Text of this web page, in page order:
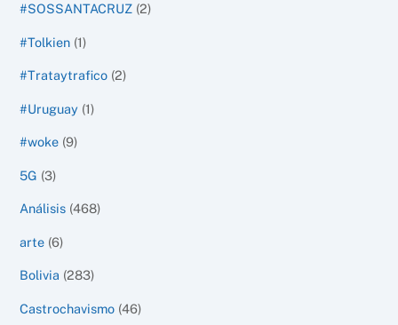
#SOSSANTACRUZ (2)
#Tolkien (1)
#Trataytrafico (2)
#Uruguay (1)
#woke (9)
5G (3)
Análisis (468)
arte (6)
Bolivia (283)
Castrochavismo (46)